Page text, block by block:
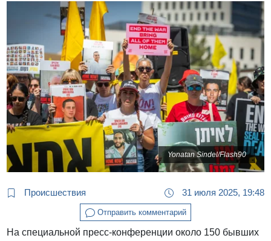
Yonatan Sindel/Flash90
Происшествия 31 июля 2025, 19:48
Отправить комментарий
На специальной пресс-конференции около 150 бывших